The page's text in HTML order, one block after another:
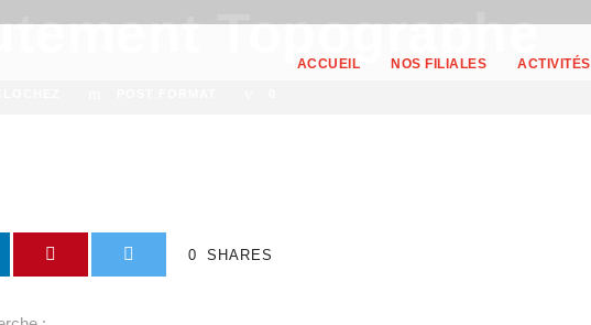
ACCUEIL NOS FILIALES ACTIVITÉS
Topographe
0 SHARES